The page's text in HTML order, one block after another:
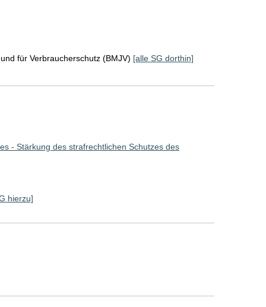
für Verbraucherschutz (BMJV) [alle SG dorthin]
- Stärkung des strafrechtlichen Schutzes des
hierzu]